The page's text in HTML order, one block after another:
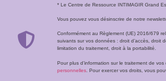
* Le Centre de Ressource INTIMAGIR Grand
Vous pouvez vous désinscrire de notre
Conformément au Règlement (UE) 2016/679
suivants sur vos données : droit d’accès, droit
limitation du traitement, droit à la portabilité.
Pour plus d’information sur le traitement de
personnelles . Pour exercer vos droits, vous